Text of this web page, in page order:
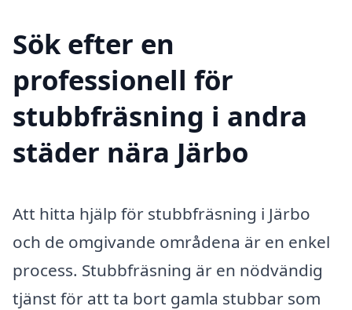
Sök efter en
professionell för
stubbfräsning i andra
städer nära Järbo
Att hitta hjälp för stubbfräsning i Järbo
och de omgivande områdena är en enkel
process. Stubbfräsning är en nödvändig
tjänst för att ta bort gamla stubbar som